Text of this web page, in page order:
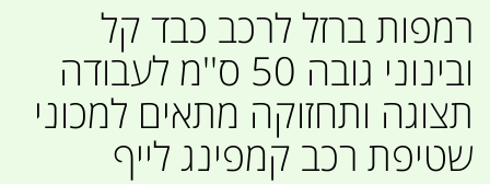
רמפות ברזל לרכב כבד קל
ובינוני גובה 50 ס''מ לעבודה
תצוגה ותחזוקה מתאים למכוני
שטיפת רכב קמפינג לייף